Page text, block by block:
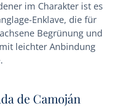
im Charakter ist es
Enklave, die für
Begrünung und
leichter Anbindung
de Camoján